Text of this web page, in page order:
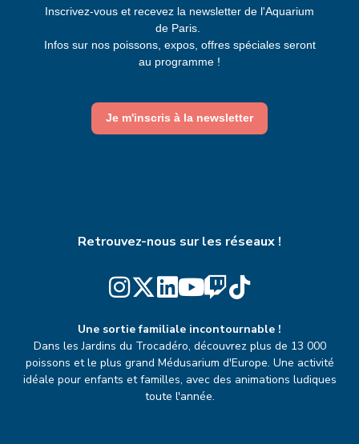
Inscrivez-vous et recevez la newsletter de l'Aquarium
de Paris.
Infos sur nos poissons, expos, offres spéciales seront
au programme !
Je m'inscris à la newsletter
Retrouvez-nous sur les réseaux !
Une sortie familiale incontournable !
Dans les Jardins du Trocadéro, découvrez plus de 13 000
poissons et le plus grand Médusarium d'Europe. Une activité
idéale pour enfants et familles, avec des animations ludiques
toute l'année.